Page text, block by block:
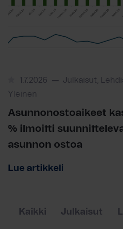
1.7.2026
Julkaisut,
Yleinen
Asunnonostoaikeet
% ilmoitti
asunnon ostoa
Lue artikkeli
Kaikki Julkaisut